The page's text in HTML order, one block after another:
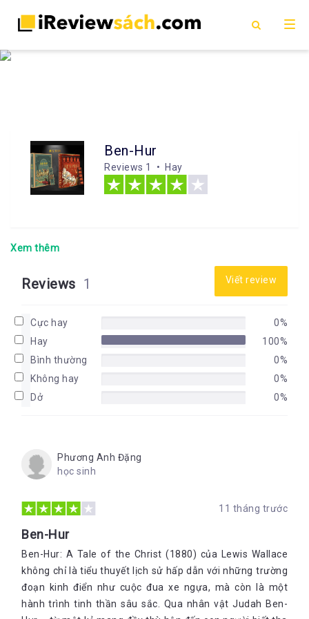
Ben-Hur
Reviews 1 • Hay
Xem thêm
Reviews 1 Viết review
Cực hay
0%
Hay
100%
Bình thường
0%
Không hay
0%
Dở
0%
Phương Anh Đặng
học sinh
11 tháng trước
Ben-Hur
Ben-Hur: A Tale of the Christ (1880) của Lewis Wallace
không chỉ là tiểu thuyết lịch sử hấp dẫn với những trường
đoạn kinh điển như cuộc đua xe ngựa, mà còn là một
hành trình tinh thần sâu sắc. Qua nhân vật Judah Ben-